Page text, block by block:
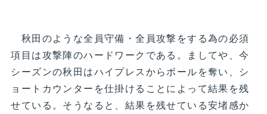
秋田のような全員守備・全員攻撃をする為の必須
項目は攻撃陣のハードワークである。ましてや、今
シーズンの秋田はハイプレスからボールを奪い、シ
ョートカウンターを仕掛けることによって結果を残
せている。そうなると、結果を残せている安堵感か